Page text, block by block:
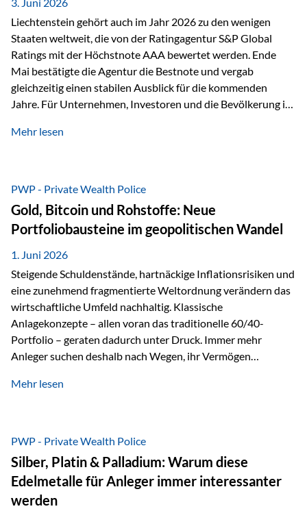
Liechtenstein gehört auch im Jahr 2026 zu den wenigen
Staaten weltweit, die von der Ratingagentur S&P Global
Ratings mit der Höchstnote AAA bewertet werden. Ende
Mai bestätigte die Agentur die Bestnote und vergab
gleichzeitig einen stabilen Ausblick für die kommenden
Jahre. Für Unternehmen, Investoren und die Bevölkerung ist
finanzielle Stabilität des Landes sowie das Vertrauen
trotz Herausforderungen Die weltwirtschaftlichen
Rahmenbedingungen bleiben anspruchsvoll. Geopolitische
Unsicherheiten, eine verhaltene Investitionstätigkeit und
eine schwächere Nachfrage in wichtigen Exportmärkten
beeinflussen auch die liechtensteinische Wirtschaft.
Dennoch sieht…
Mehr lesen
PWP - Private Wealth Police
Gold, Bitcoin und Rohstoffe: Neue
Portfoliobausteine im geopolitischen Wandel
1. Juni 2026
Steigende Schuldenstände, hartnäckige Inflationsrisiken und
eine zunehmend fragmentierte Weltordnung verändern das
wirtschaftliche Umfeld nachhaltig. Klassische
Anlagekonzepte – allen voran das traditionelle 60/40-
Portfolio – geraten dadurch unter Druck. Immer mehr
Anleger suchen deshalb nach Wegen, ihr Vermögen
Unsicherheit abzusichern. Genau hier rücken reale und
monetäre Rolle zurück Gold erlebt derzeit eine
bemerkenswerte Renaissance als monetärer Wertspeicher.
Treiber sind Rekordkäufe der Zentralbanken, geopolitische
Spannungen und ein schleichender Vertrauensverlust in
ungedeckte Papierwährungen. Wie groß dieser
Mehr lesen
PWP - Private Wealth Police
Silber, Platin & Palladium: Warum diese
Edelmetalle für Anleger immer interessanter
werden